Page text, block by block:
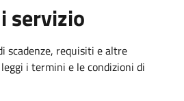
servizio
scadenze, requisiti e altre
i termini e le condizioni di